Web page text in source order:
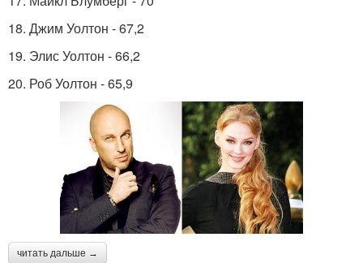
18. Джим Уолтон - 67,2
19. Элис Уолтон - 66,2
20. Роб Уолтон - 65,9
читать дальше →